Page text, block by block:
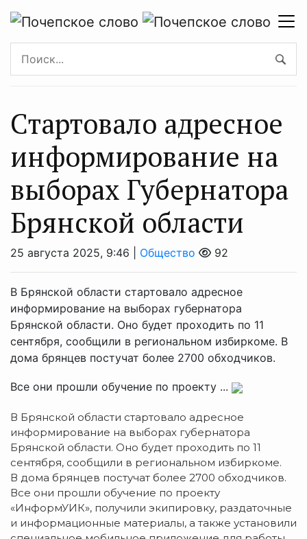
Стартовало адресное
информирование на
выборах Губернатора
Брянской области
25 августа 2025, 9:46 | Общество 92
В Брянской области стартовало адресное
информирование на выборах губернатора
Брянской области. Оно будет проходить по 11
сентября, сообщили в региональном избиркоме. В
дома брянцев постучат более 2700 обходчиков.
Все они прошли обучение по проекту ...
В Брянской области стартовало адресное
информирование на выборах губернатора
Брянской области. Оно будет проходить по 11
сентября, сообщили в региональном избиркоме.
В дома брянцев постучат более 2700 обходчиков.
Все они прошли обучение по проекту
«ИнформУИК», получили экипировку, раздаточные
и информационные материалы, а также установили